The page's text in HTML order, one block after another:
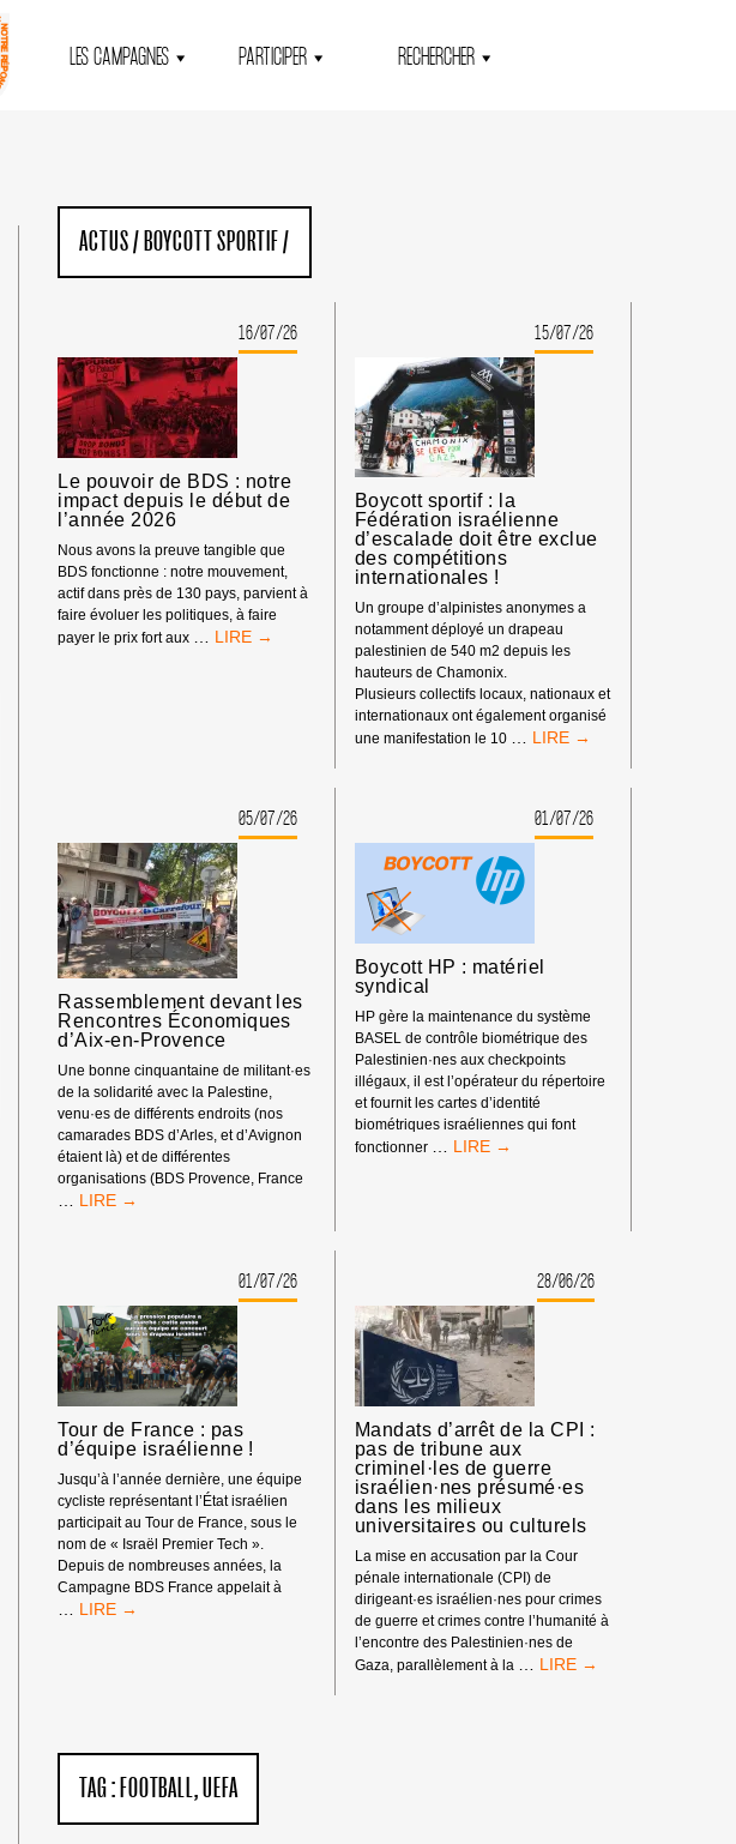
LES CAMPAGNES PARTICIPER RECHERCHER
ACTUS/ BOYCOTT SPORTIF/
16/07/26
Le pouvoir de BDS : notre
impact depuis le début de
l’année 2026
Nous avons la preuve tangible que
BDS fonctionne : notre mouvement,
actif dans près de 130 pays, parvient à
faire évoluer les politiques, à faire
payer le prix fort aux
LE
DÉBUT
DE
L’ANNÉE
2026
15/07/26
Boycott sportif : la
Fédération israélienne
d’escalade doit être exclue
des compétitions
internationales !
Un groupe d’alpinistes anonymes a
notamment déployé un drapeau
palestinien de 540 m2 depuis les
hauteurs de Chamonix.
Plusieurs collectifs locaux, nationaux et
internationaux ont également organisé
une manifestation le 10
BOYCOTT
FÉDÉRATION
ISRAÉLIENNE
COMPÉTITIONS
!
05/07/26
Rassemblement devant les
Rencontres Économiques
d’Aix-en-Provence
Une bonne cinquantaine de militant·es
de la solidarité avec la Palestine,
venu·es de différents endroits (nos
camarades BDS d’Arles, et d’Avignon
étaient là) et de différentes
organisations (BDS Provence, France
RASSEMBLEMENT
D’AIX-
EN-
PROVENCE
01/07/26
Boycott HP : matériel
syndical
HP gère la maintenance du système
BASEL de contrôle biométrique des
Palestinien·nes aux checkpoints
illégaux, il est l’opérateur du répertoire
et fournit les cartes d’identité
biométriques israéliennes qui font
fonctionner
BOYCOTT
01/07/26
Tour de France : pas
d’équipe israélienne !
Jusqu’à l’année dernière, une équipe
cycliste représentant l’État israélien
participait au Tour de France, sous le
nom de « Israël Premier Tech ».
Depuis de nombreuses années, la
Campagne BDS France appelait à
TOUR
!
28/06/26
Mandats d’arrêt de la CPI :
pas de tribune aux
criminel·les de guerre
israélien·nes présumé·es
dans les milieux
universitaires ou culturels
La mise en accusation par la Cour
pénale internationale (CPI) de
dirigeant·es israélien·nes pour crimes
de guerre et crimes contre l’humanité à
l’encontre des Palestinien·nes de
Gaza, parallèlement à la
MANDATS
TAG : FOOTBALL UEFA